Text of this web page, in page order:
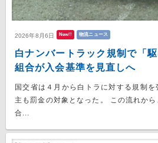
2026年8月6日 New!! 物流ニュース
白ナンバートラック規制で「
組合が入会基準を見直しへ
国交省は４月から白トラに対する規制
主も罰金の対象となった。 この流れか
合...